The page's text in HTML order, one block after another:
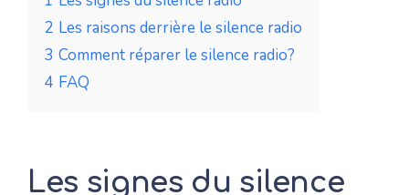
2 Les raisons derrière le silence radio
3 Comment réparer le silence radio?
4 FAQ
Les signes du silence